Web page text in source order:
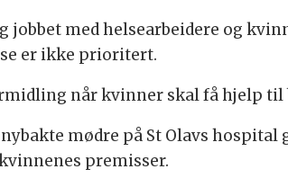
med helsearbeidere og
er ikke prioritert.
når kvinner skal få hjelp til
mødre på St Olavs
premisser.